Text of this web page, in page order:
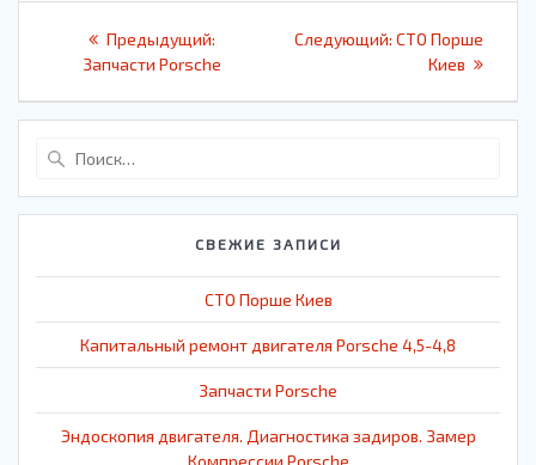
Навигация
записям
Предыдущий:Предыдущая
запись:
Запчасти Porsche
Следующий: Следующая
запись:
СТО Порше
Киев
СВЕЖИЕ ЗАПИСИ
СТО Порше Киев
Капитальный ремонт двигателя Porsche 4,5-4,8
Запчасти Porsche
Эндоскопия двигателя. Диагностика задиров. Замер
Компрессии Porsche